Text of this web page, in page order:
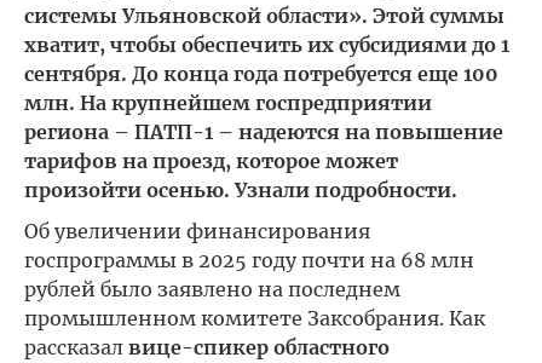
системы Ульяновской области». Этой суммы
хватит, чтобы обеспечить их субсидиями до 1
сентября. До конца года потребуется еще 100
млн. На крупнейшем госпредприятии
региона – ПАТП-1 – надеются на повышение
тарифов на проезд, которое может
произойти осенью. Узнали подробности.
Об увеличении финансирования
госпрограммы в 2025 году почти на 68 млн
рублей было заявлено на последнем
промышленном комитете Заксобрания. Как
рассказал вице-спикер областного